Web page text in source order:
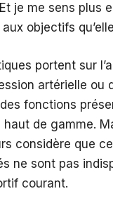
je me sens plus
objectifs
portent sur
artérielle ou
fonctions
haut de gamme.
considère que
ne sont pas
courant.